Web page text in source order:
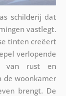
schilderij dat
vastlegt.
tinten creëert
verlopende
van rust en
de woonkamer
brengt. De